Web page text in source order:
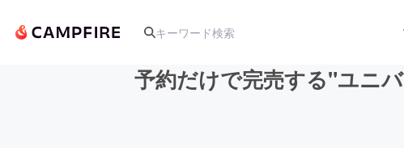
予約だけで完売する"ユニ